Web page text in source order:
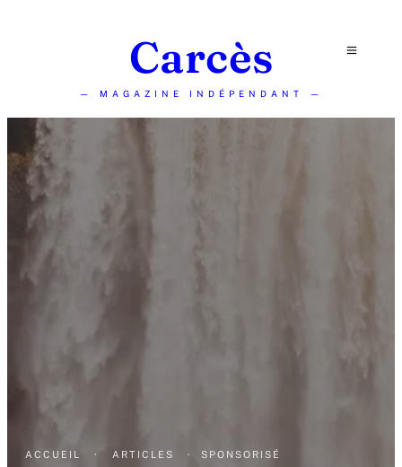
Carcès
— MAGAZINE INDÉPENDANT —
ACCUEIL · ARTICLES · SPONSORISÉ